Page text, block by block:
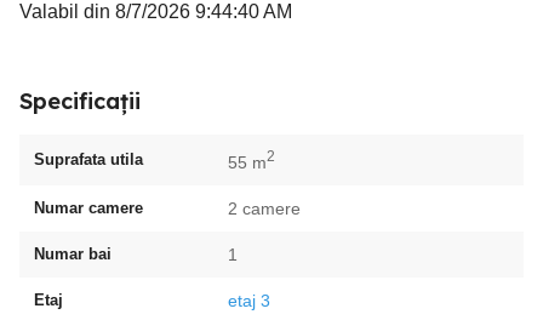
Valabil din 8/7/2026 9:44:40 AM
Specificații
Suprafata utila 55 m2
Numar camere 2 camere
Numar bai 1
Etaj etaj 3